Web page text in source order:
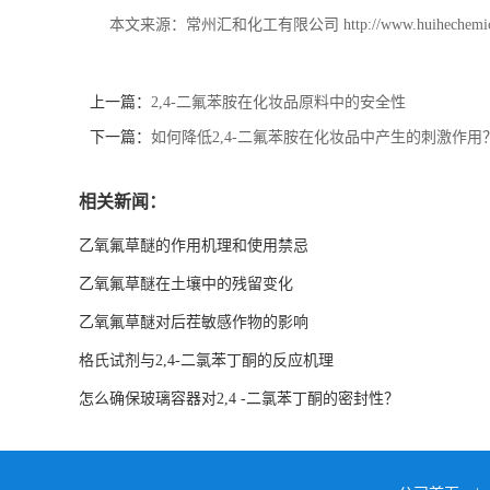
本文来源：常州汇和化工有限公司 http://
上一篇： 2,4-二氟苯胺在化妆品原料中的安全性
下一篇： 如何降低2,4-二氟苯胺在化妆品中产生的刺激作用？
相关新闻：
乙氧氟草醚的作用机理和使用禁忌
乙氧氟草醚在土壤中的残留变化
乙氧氟草醚对后茬敏感作物的影响
格氏试剂与2,4-二氯苯丁酮的反应机理
怎么确保玻璃容器对2,4 -二氯苯丁酮的密封性？